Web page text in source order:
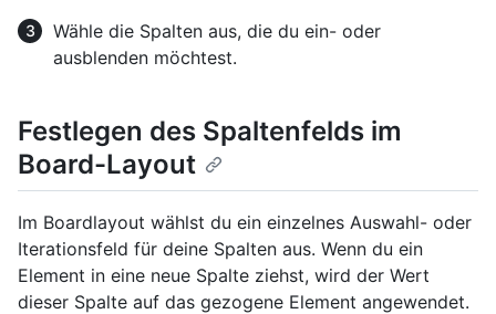
Wähle die Spalten aus, die du ein- oder
ausblenden möchtest.
Festlegen des Spaltenfelds im
Board-Layout
Im Boardlayout wählst du ein einzelnes Auswahl- oder
Iterationsfeld für deine Spalten aus. Wenn du ein
Element in eine neue Spalte ziehst, wird der Wert
dieser Spalte auf das gezogene Element angewendet.